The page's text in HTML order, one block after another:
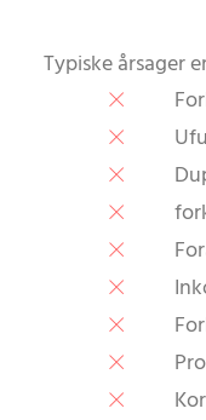
Typiske årsager